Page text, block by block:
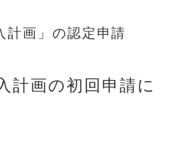
計画」の認定申請
計画の初回申請に